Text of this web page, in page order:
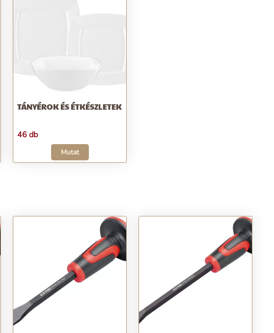
TÁNYÉROK ÉS ÉTKÉSZLETEK
46 db
Mutat